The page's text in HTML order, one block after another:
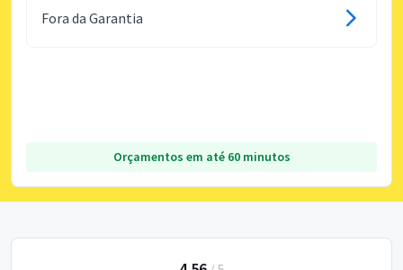
Fora da Garantia
Orçamentos em até 60 minutos